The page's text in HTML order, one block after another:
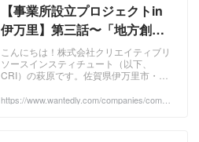
【事業所設立プロジェクトin
伊万里】第三話〜「地方創生
×IT」地方に新たな風を吹き込
む、新規事業所開設プロジェ
クト始動！〜 | WHAT WE DO
こんにちは！株式会社クリエイティブリ
ソースインスティチュート（以下、
CRI）の萩原です。佐賀県伊万里市・黒
クト」についてご紹介します。今回は、
https://www.wantedly.com/companies/compa